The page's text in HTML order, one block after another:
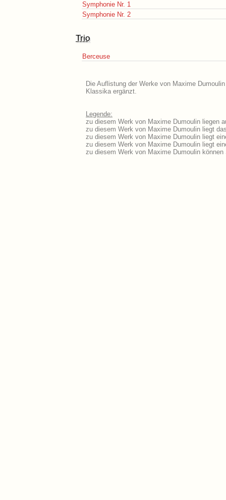
Symphonie Nr. 1
Symphonie Nr. 2
Trio
Berceuse
Die Auflistung der Werke von Maxime
Klassika ergänzt.
Legende:
zu diesem Werk von Maxime Dumoulin liegen
zu diesem Werk von Maxime Dumoulin liegt
zu diesem Werk von Maxime Dumoulin liegt
zu diesem Werk von Maxime Dumoulin liegt
zu diesem Werk von Maxime Dumoulin können